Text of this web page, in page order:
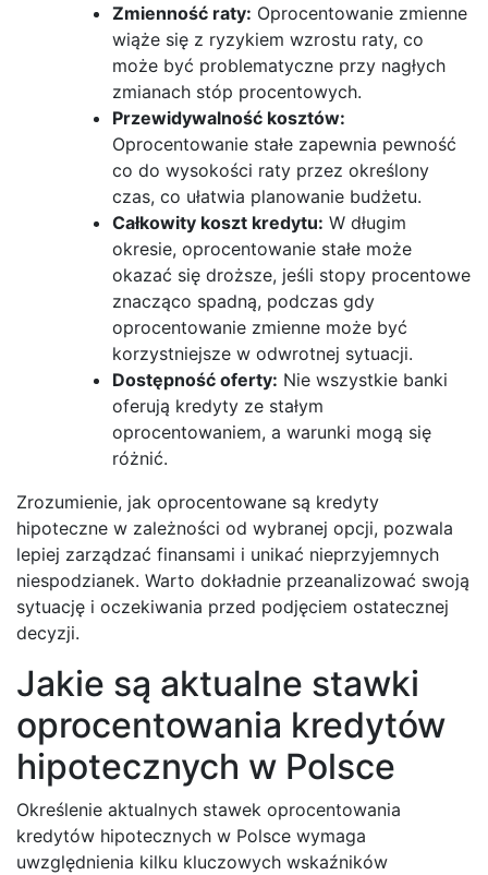
Zmienność raty: Oprocentowanie zmienne
wiąże się z ryzykiem wzrostu raty, co
może być problematyczne przy nagłych
zmianach stóp procentowych.
Przewidywalność kosztów:
Oprocentowanie stałe zapewnia pewność
co do wysokości raty przez określony
czas, co ułatwia planowanie budżetu.
Całkowity koszt kredytu: W długim
okresie, oprocentowanie stałe może
okazać się droższe, jeśli stopy procentowe
znacząco spadną, podczas gdy
oprocentowanie zmienne może być
korzystniejsze w odwrotnej sytuacji.
Dostępność oferty: Nie wszystkie banki
oferują kredyty ze stałym
oprocentowaniem, a warunki mogą się
różnić.
Zrozumienie, jak oprocentowane są kredyty
hipoteczne w zależności od wybranej opcji, pozwala
lepiej zarządzać finansami i unikać nieprzyjemnych
niespodzianek. Warto dokładnie przeanalizować swoją
sytuację i oczekiwania przed podjęciem ostatecznej
decyzji.
Jakie są aktualne stawki
oprocentowania kredytów
hipotecznych w Polsce
Określenie aktualnych stawek oprocentowania
kredytów hipotecznych w Polsce wymaga
uwzględnienia kilku kluczowych wskaźników